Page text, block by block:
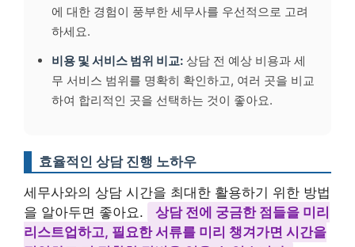
에 대한 경험이 풍부한 세무사를 우선적으로 고려
하세요.
비용 및 서비스 범위 비교: 상담 전 예상 비용과 세
무 서비스 범위를 명확히 확인하고, 여러 곳을 비교
하여 합리적인 곳을 선택하는 것이 좋아요.
효율적인 상담 진행 노하우
세무사와의 상담 시간을 최대한 활용하기 위한 방법
을 알아두면 좋아요.
상담 전에 궁금한 점들을 미리
리스트업하고, 필요한 서류를 미리 챙겨가면 시간을